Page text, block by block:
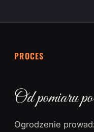
PROCES
Od pomiaru
Ogrodzenie